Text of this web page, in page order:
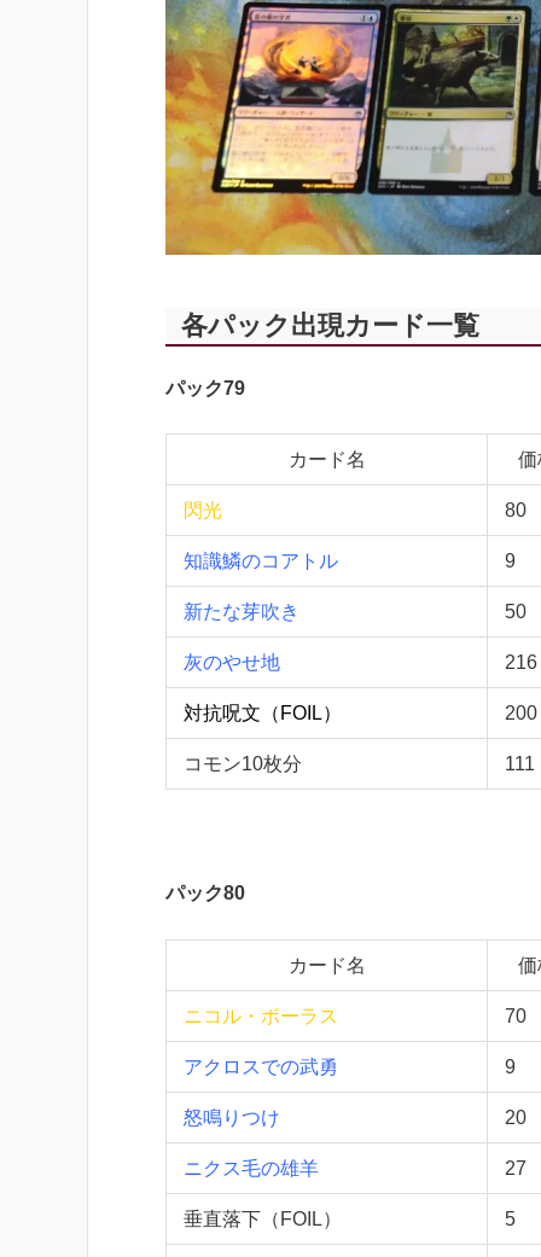
各パック出現カード一覧
パック79
カード名 価
閃光 80
知識鱗のコアトル 9
新たな芽吹き 50
灰のやせ地 216
対抗呪文 （FOIL） 200
コモン10枚分 111
パック80
カード名 価
ニコル・ボーラス 70
アクロスでの武勇 9
怒鳴りつけ 20
ニクス毛の雄羊 27
垂直落下（FOIL） 5